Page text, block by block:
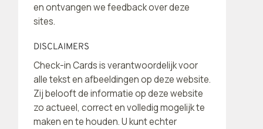
en ontvangen we feedback over deze
sites.
DISCLAIMERS
Check-in Cards is verantwoordelijk voor
alle tekst en afbeeldingen op deze website.
Zij belooft de informatie op deze website
zo actueel, correct en volledig mogelijk te
maken en te houden. U kunt echter